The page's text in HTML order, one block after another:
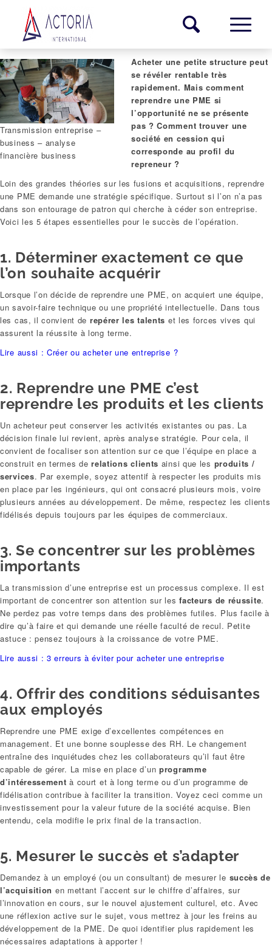
Transmission entreprise –
business – analyse
financière business
Acheter une petite structure peut
se révéler rentable très
rapidement. Mais comment
reprendre une PME si
l’opportunité ne se présente
pas ? Comment trouver une
société en cession qui
corresponde au profil du
repreneur ?
Loin des grandes théories sur les fusions et acquisitions, reprendre
une PME demande une stratégie spécifique. Surtout si l’on n’a pas
dans son entourage de patron qui cherche à céder son entreprise.
Voici les 5 étapes essentielles pour le succès de l’opération.
1. Déterminer exactement ce que
l’on souhaite acquérir
Lorsque l’on décide de reprendre une PME, on acquiert une équipe,
un savoir-faire technique ou une propriété intellectuelle. Dans tous
les cas, il convient de repérer les talents et les forces vives qui
assurent la réussite à long terme.
Lire aussi : Créer ou acheter une entreprise ?
2. Reprendre une PME c’est
reprendre les produits et les clients
Un acheteur peut conserver les activités existantes ou pas. La
décision finale lui revient, après analyse stratégie. Pour cela, il
convient de focaliser son attention sur ce que l’équipe en place a
construit en termes derelations clients ainsi que les produits /
services. Par exemple, soyez attentif à respecter les produits mis
en place par les ingénieurs, qui ont consacré plusieurs mois, voire
plusieurs années au développement. De même, respectez les clients
fidélisés depuis toujours par les équipes de commerciaux.
3. Se concentrer sur les problèmes
importants
La transmission d’une entreprise est un processus complexe. Il est
important de concentrer son attention sur lesfacteurs de réussite.
Ne perdez pas votre temps dans des problèmes futiles. Plus facile à
dire qu’à faire et qui demande une réelle faculté de recul. Petite
astuce : pensez toujours à la croissance de votre PME.
Lire aussi : 3 erreurs à éviter pour acheter une entreprise
4. Offrir des conditions séduisantes
aux employés
Reprendre une PME exige d’excellentes compétences en
management. Et une bonne souplesse des RH. Le changement
entraîne des inquiétudes chez les collaborateurs qu’il faut être
capable de gérer. La mise en place d’un programme
d’intéressement à court et à long terme ou d’un programme de
fidélisation contribue à faciliter la transition. Voyez ceci comme un
investissement pour la valeur future de la société acquise. Bien
entendu, cela modifie le prix final de la transaction.
5. Mesurer le succès et s’adapter
Demandez à un employé (ou un consultant) de mesurer le succès de
l’acquisition en mettant l’accent sur le chiffre d’affaires, sur
l’innovation en cours, sur le nouvel ajustement culturel, etc. Avec
une réflexion active sur le sujet, vous mettrez à jour les freins au
développement de la PME. De quoi identifier plus rapidement les
nécessaires adaptations à apporter !